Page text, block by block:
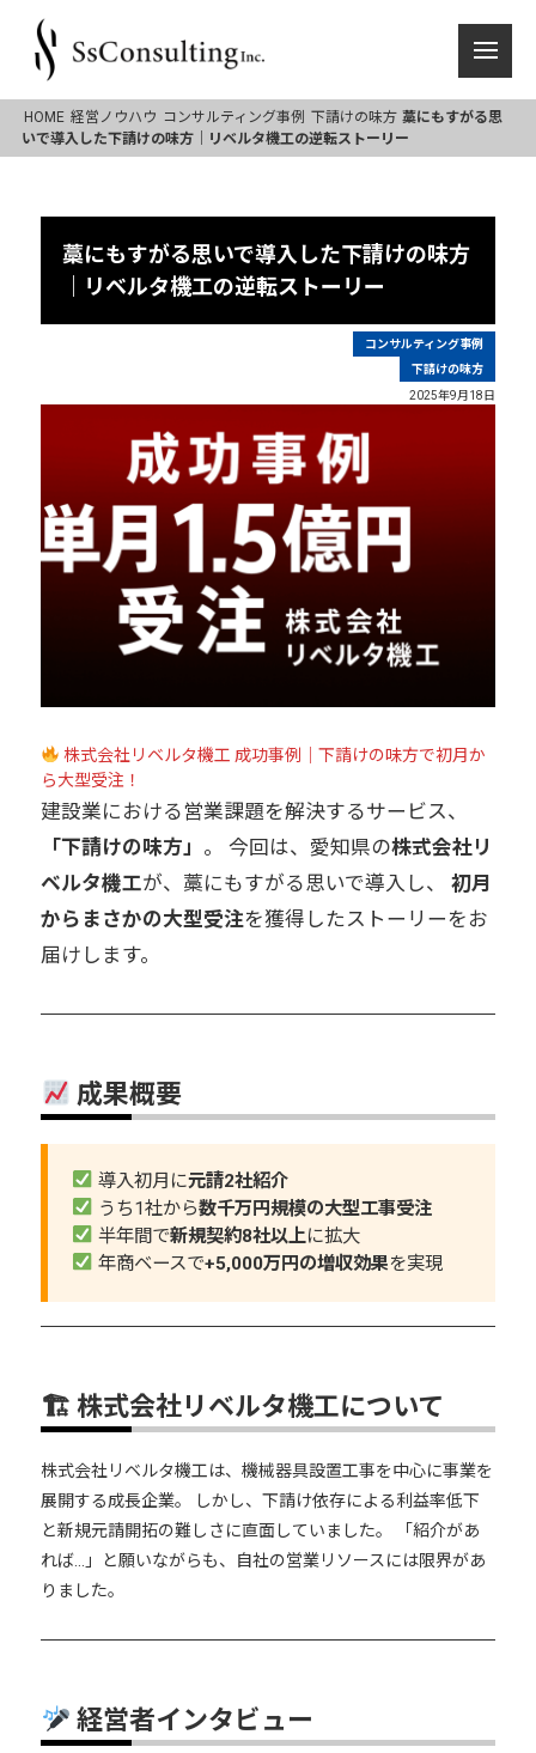
HOME 経営ノウハウ コンサルティング事例 下請けの味方 藁にもすがる思
いで導入した下請けの味方｜リベルタ機工の逆転ストーリー
藁にもすがる思いで導入した下請けの味方
｜リベルタ機工の逆転ストーリー
コンサルティング事例
下請けの味方
2025年9月18日
株式会社リベルタ機工 成功事例｜下請けの味方で初月か
ら大型受注！
建設業における営業課題を解決するサービス、
「下請けの味方」 。 今回は、愛知県の株式会社リ
ベルタ機工が、藁にもすがる思いで導入し、初月
からまさかの大型受注を獲得したストーリーをお
届けします。
成果概要
導入初月に元請2社紹介
うち1社から数千万円規模の大型工事受注
半年間で新規契約8社以上に拡大
年商ベースで+5,000万円の増収効果を実現
🏗 株式会社リベルタ機工について
株式会社リベルタ機工は、機械器具設置工事を中心に事業を
展開する成長企業。 しかし、下請け依存による利益率低下
と新規元請開拓の難しさに直面していました。 「紹介があ
れば…」と願いながらも、自社の営業リソースには限界があ
りました。
経営者インタビュー